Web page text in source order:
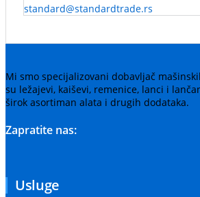
standard@standardtrade.rs
Mi smo specijalizovani dobavljač
su ležajevi, kaiševi, remenice, lanci i
širok asortiman alata i drugih dodataka.
Zapratite nas:
Usluge